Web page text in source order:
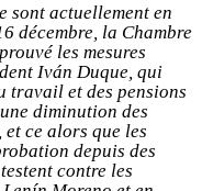
sont actuellement en
décembre, la Chambre
les mesures
Iván Duque, qui
travail et des pensions
diminution des
ce alors que les
depuis des
contre les